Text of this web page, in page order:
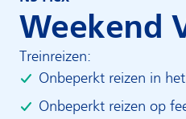
Weekend
Treinreizen:
Onbeperkt reizen in
Onbeperkt reizen op